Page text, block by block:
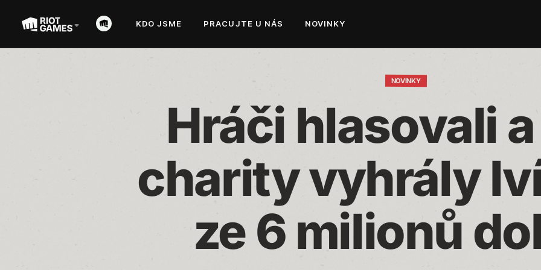
KDO JSME PRACUJTE U NÁS NOVINKY
NOVINKY
Hráči hlasovali
charity vyhrály
ze 6 milionů